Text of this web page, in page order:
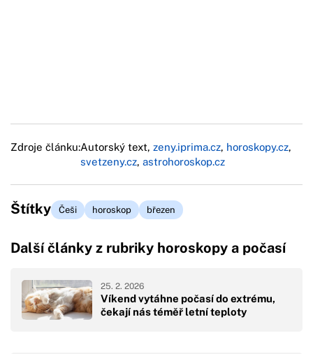
Zdroje článku:Autorský text, zeny.iprima.cz, horoskopy.cz,
svetzeny.cz, astrohoroskop.cz
Štítky Češi horoskop březen
Další články z rubriky horoskopy a počasí
Víkend vytáhne počasí do extrému,
čekají nás téměř letní teploty
25. 2. 2026